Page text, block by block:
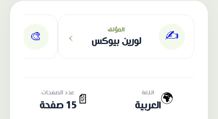
✍️ المؤلف
لورين بيوكس ›
🎨
🌍 اللغة
العربية 📄
عدد الصفحات
15 صفحة